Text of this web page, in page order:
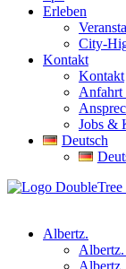
Erleben
City-
Kontakt
Kontakt
Anfahrt
Jobs &
Deutsch
Albertz.